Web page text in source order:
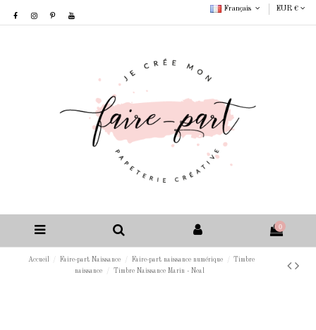
Français EUR €
0
Accueil Faire-part Naissance Faire-part naissance numérique
Timbre
naissance
Timbre Naissance Marin - Neal